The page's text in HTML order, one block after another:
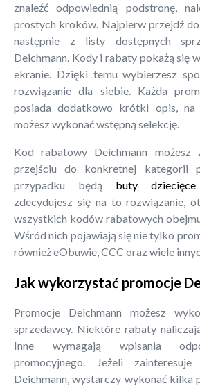
znaleźć odpowiednią podstronę,
prostych kroków. Najpierw przejdź do
następnie z listy dostępnych
Deichmann. Kody i rabaty pokażą się
ekranie. Dzięki temu wybierzesz
rozwiązanie dla siebie. Każda
posiada dodatkowo krótki opis, na
możesz wykonać wstępną selekcję.
Kod rabatowy Deichmann możesz
przejściu do konkretnej kategorii
przypadku będą buty dziecięce
zdecydujesz się na to rozwiązanie,
wszystkich kodów rabatowych
Wśród nich pojawiają się nie tylko
również eObuwie, CCC oraz wiele
Jak wykorzystać promocje
Promocje Deichmann możesz
sprzedawcy. Niektóre rabaty
Inne wymagają wpisania
promocyjnego. Jeżeli
Deichmann, wystarczy wykonać